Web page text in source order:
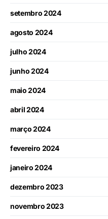
setembro 2024
agosto 2024
julho 2024
junho 2024
maio 2024
abril 2024
março 2024
fevereiro 2024
janeiro 2024
dezembro 2023
novembro 2023